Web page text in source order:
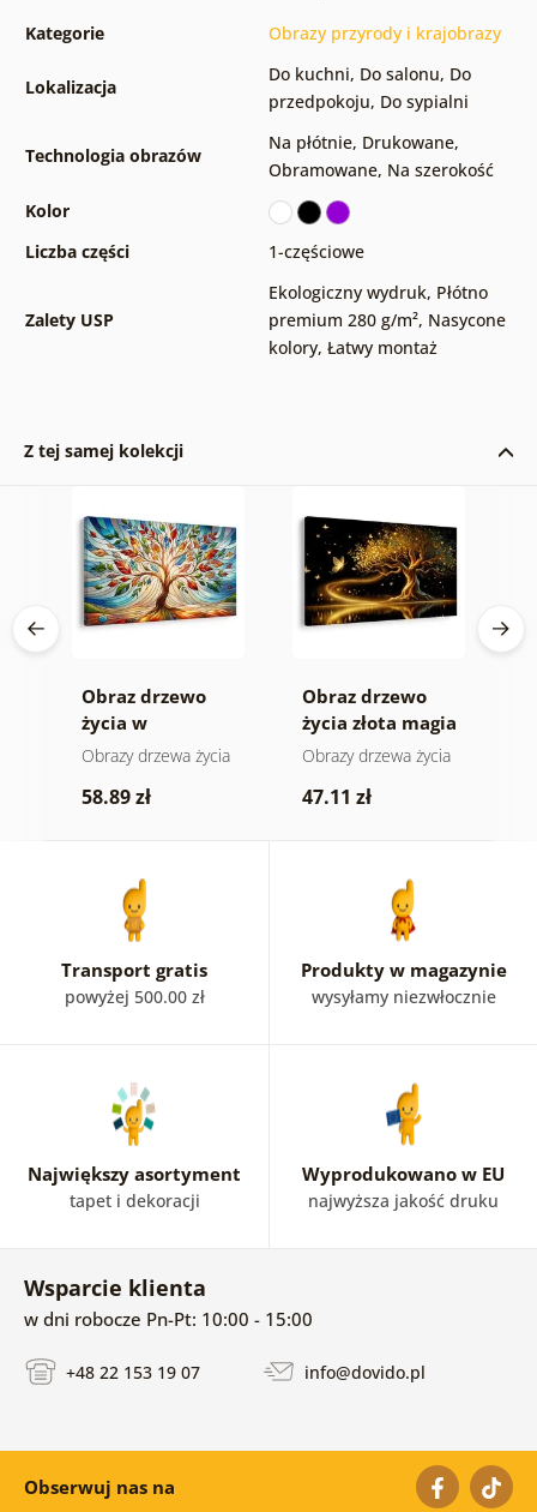
Kategorie Obrazy przyrody i krajobrazy
Lokalizacja
Do kuchni, Do salonu, Do
przedpokoju, Do sypialni
Technologia obrazów
Na płótnie, Drukowane,
Obramowane, Na szerokość
Kolor
Liczba części
1-częściowe
Zalety USP
Ekologiczny wydruk, Płótno
premium 280 g/m², Nasycone
kolory, Łatwy montaż
Z tej samej kolekcji
Obraz drzewo
życia w
kolorowym
Obrazy drzewa życia
58.89 zł
Obraz drzewo
życia złota magia
Obrazy drzewa życia
47.11 zł
Transport gratis
powyżej 500.00 zł
Produkty w magazynie
wysyłamy niezwłocznie
Największy asortyment
tapet i dekoracji
Wyprodukowano w EU
najwyższa jakość druku
Wsparcie klienta
w dni robocze Pn-Pt: 10:00 - 15:00
+48 22 153 19 07 info@dovido.pl
Obserwuj nas na